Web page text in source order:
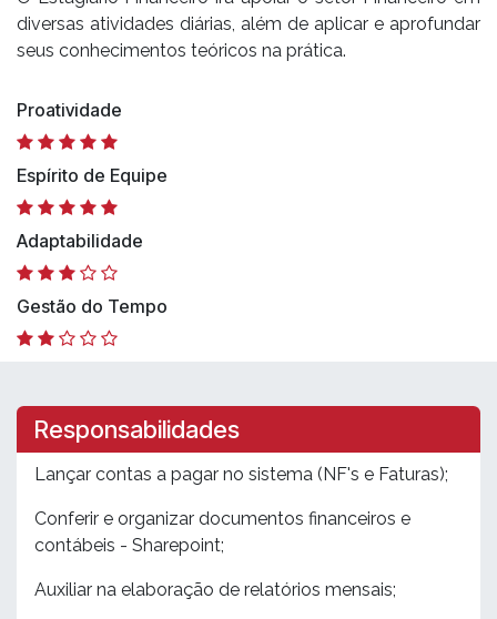
diversas atividades diárias, além de aplicar e aprofundar
seus conhecimentos teóricos na prática.
Proatividade
Espírito de Equipe
Adaptabilidade
Gestão do Tempo
Responsabilidades
Lançar contas a pagar no sistema (NF's e Faturas);
Conferir e organizar documentos financeiros e
contábeis - Sharepoint;
Auxiliar na elaboração de relatórios mensais;